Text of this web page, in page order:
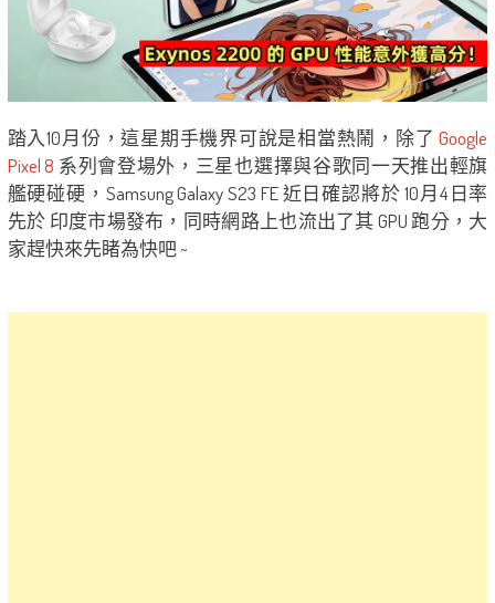
踏入10月份，這星期手機界可說是相當熱鬧，除了Google
Pixel 8 系列會登場外，三星也選擇與谷歌同一天推出輕旗
艦硬碰硬，Samsung Galaxy S23 FE 近日確認將於 10月4日率
先於 印度市場發布，同時網路上也流出了其 GPU 跑分，大
家趕快來先睹為快吧 ~